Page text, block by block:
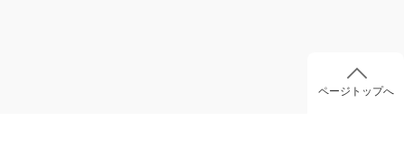
ページトップへ